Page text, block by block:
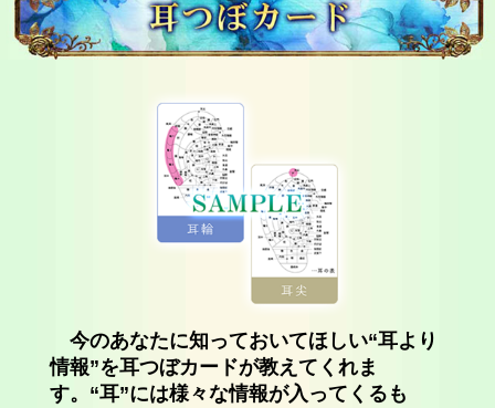
今のあなたに知っておいてほしい“耳より
情報”を耳つぼカードが教えてくれま
す。“耳”には様々な情報が入ってくるも